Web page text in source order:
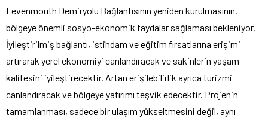
Levenmouth Demiryolu Bağlantısının yeniden kurulmasının,
bölgeye önemli sosyo-ekonomik faydalar sağlaması bekleniyor.
İyileştirilmiş bağlantı, istihdam ve eğitim fırsatlarına erişimi
artırarak yerel ekonomiyi canlandıracak ve sakinlerin yaşam
kalitesini iyileştirecektir. Artan erişilebilirlik ayrıca turizmi
canlandıracak ve bölgeye yatırımı teşvik edecektir. Projenin
tamamlanması, sadece bir ulaşım yükseltmesini değil, aynı